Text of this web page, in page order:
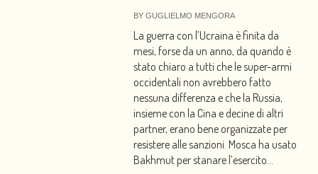
BYGUGLIELMO MENGORA
La guerra con l’Ucraina è finita da
mesi, forse da un anno, da quando è
stato chiaro a tutti che le super-armi
occidentali non avrebbero fatto
nessuna differenza e che la Russia,
insieme con la Cina e decine di altri
partner, erano bene organizzate per
resistere alle sanzioni. Mosca ha usato
Bakhmut per stanare l’esercito...